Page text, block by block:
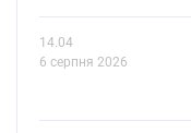
14.04
6 серпня 2026